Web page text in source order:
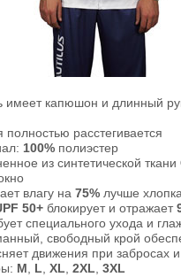
капюшон и длинный
расстегивается
100% полиэстер
из синтетической ткани
влагу на 75% лучше
50+ блокирует и отражает
специального ухода и
свободный крой
движения при забросах
M L XL 2XL 3XL